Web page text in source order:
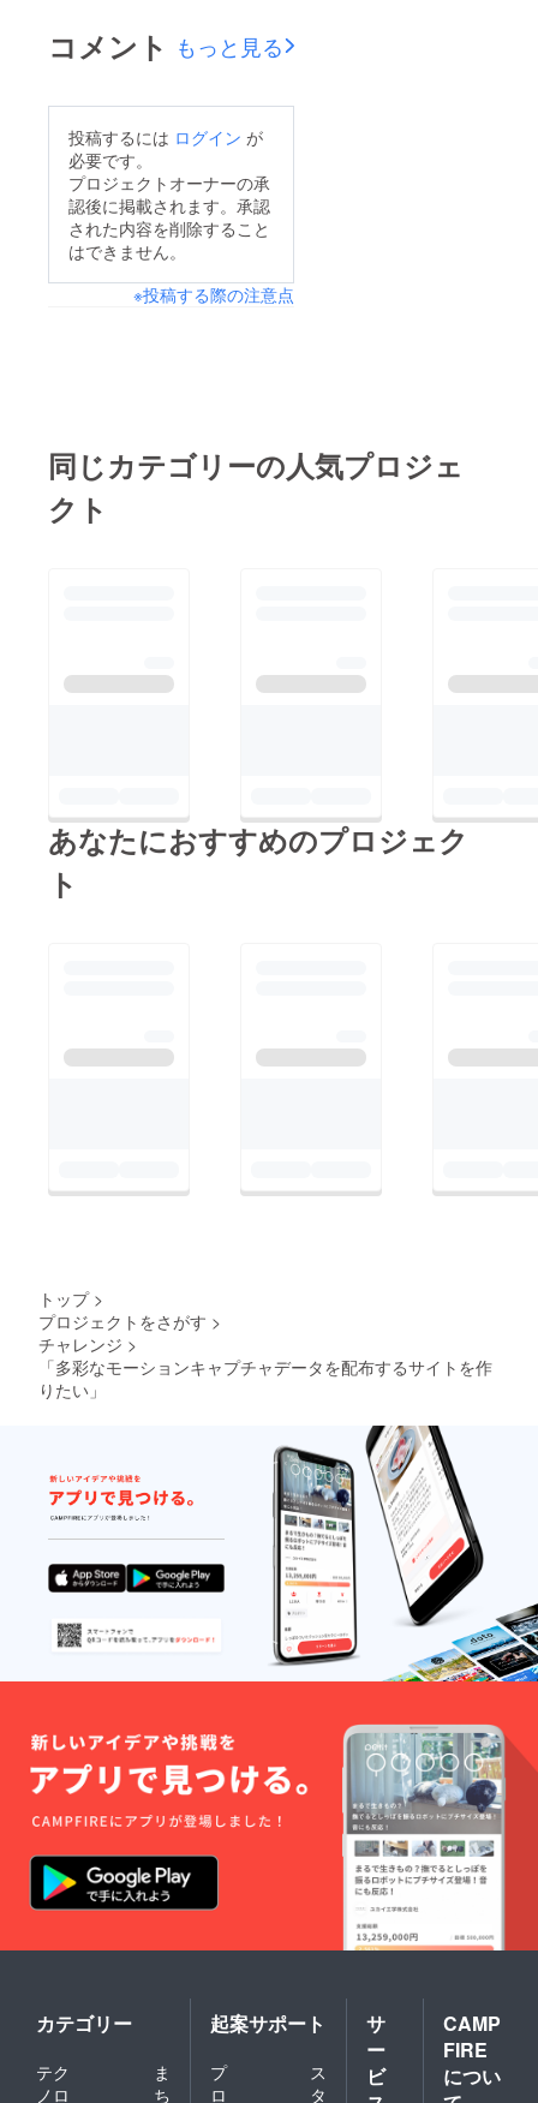
コメント もっと見る
投稿するには ログイン が
必要です。
プロジェクトオーナーの承
認後に掲載されます。承認
された内容を削除すること
はできません。
※投稿する際の注意点
同じカテゴリーの人気プロジェ
クト
あなたにおすすめのプロジェク
ト
トップ >
プロジェクトをさがす >
チャレンジ >
「多彩なモーションキャプチャデータを配布するサイトを作
りたい」
カテゴリー
テク
ノロ
ま
ち
起案サポート
プ
ロ
ス
タ
サ
ー
ビ
CAMP
FIRE
につい